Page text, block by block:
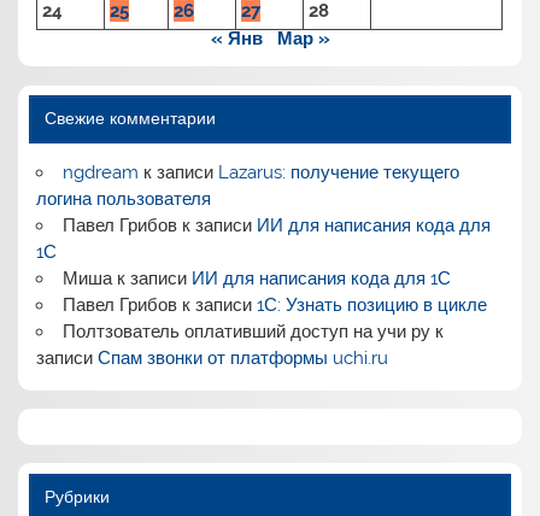
24
25 26 27
28
« Янв
Мар »
Свежие комментарии
ngdream к записи Lazarus: получение текущего
логина пользователя
Павел Грибовк записи ИИ для написания кода для
1С
Мишак записи ИИ для написания кода для 1С
Павел Грибовк записи 1С: Узнать позицию в цикле
Полтзователь оплативший доступ на учи рук
записиСпам звонки от платформы uchi.ru
Рубрики